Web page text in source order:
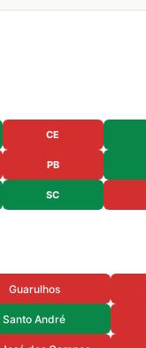
CE
PB
SC
Guarulhos
Santo André